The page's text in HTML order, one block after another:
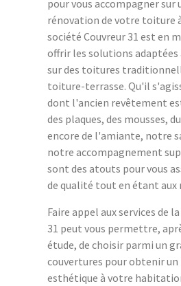
pour vous accompagner sur
rénovation de votre toiture à
société Couvreur 31 est en
offrir les solutions adaptées
sur des toitures
toiture-terrasse. Qu'il
dont l'ancien revêtement
des plaques, des mousses,
encore de l'amiante, notre
notre accompagnement
sont des atouts pour vous
de qualité tout en étant aux
Faire appel aux services de
31 peut vous permettre,
étude, de choisir parmi un
couvertures pour obtenir
esthétique à votre